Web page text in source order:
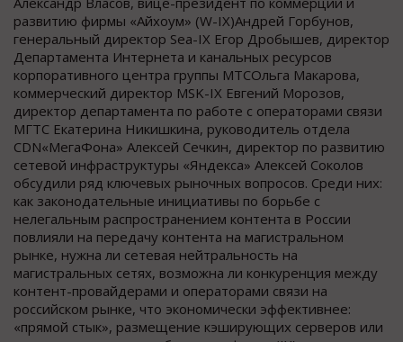
развитию фирмы «Айхоум» (W-IX)Андрей Горбунов,
генеральный директор Sea-IX Егор Дробышев, директор
Департамента Интернета и канальных ресурсов
корпоративного центра группы МТСОльга Макарова,
коммерческий директор MSK-IX Евгений Морозов,
директор департамента по работе с операторами связи
МГTC Екатерина Никишкина, руководитель отдела
CDN«МегаФона» Алексей Сечкин, директор по развитию
сетевой инфраструктуры «Яндекса» Алексей Соколов
обсудили ряд ключевых рыночных вопросов. Среди них:
как законодательные инициативы по борьбе с
нелегальным распространением контента в России
повлияли на передачу контента на магистральном
рынке, нужна ли сетевая нейтральность на
магистральных сетях, возможна ли конкуренция между
контент-провайдерами и операторами связи на
российском рынке, что экономически эффективнее:
«прямой стык», размещение кэширующих серверов или